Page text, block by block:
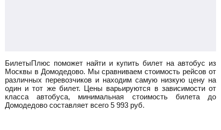
БилетыПлюс поможет найти и купить билет на автобус из
Москвы в Домодедово. Мы сравниваем стоимость рейсов от
различных перевозчиков и находим самую низкую цену на
один и тот же билет. Цены варьируются в зависимости от
класса автобуса, минимальная стоимость билета до
Домодедово составляет всего 5 993 руб.